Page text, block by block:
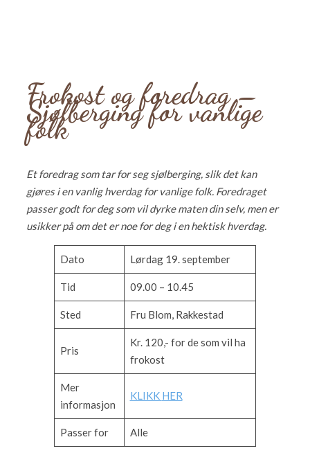
Frokost og foredrag –
Sjølberging for vanlige
folk
Et foredrag som tar for seg sjølberging, slik det kan
gjøres i en vanlig hverdag for vanlige folk. Foredraget
passer godt for deg som vil dyrke maten din selv, men er
usikker på om det er noe for deg i en hektisk hverdag.
Dato Lørdag 19. september
Tid 09.00 – 10.45
Sted Fru Blom, Rakkestad
Pris
Kr. 120,- for de som vil ha
frokost
Mer
informasjon
KLIKK HER
Passer for Alle